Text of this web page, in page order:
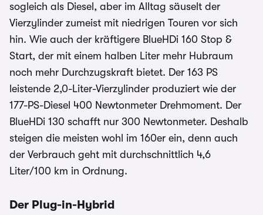
sogleich als Diesel, aber im Alltag säuselt der
Vierzylinder zumeist mit niedrigen Touren vor sich
hin. Wie auch der kräftigere BlueHDi 160 Stop &
Start, der mit einem halben Liter mehr Hubraum
noch mehr Durchzugskraft bietet. Der 163 PS
leistende 2,0-Liter-Vierzylinder produziert wie der
177-PS-Diesel 400 Newtonmeter Drehmoment. Der
BlueHDi 130 schafft nur 300 Newtonmeter. Deshalb
steigen die meisten wohl im 160er ein, denn auch
der Verbrauch geht mit durchschnittlich 4,6
Liter/100 km in Ordnung.
Der Plug-in-Hybrid